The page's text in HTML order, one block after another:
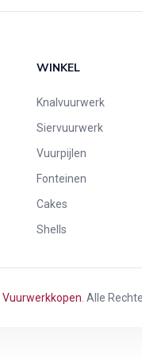
WINKEL
Knalvuurwerk
Siervuurwerk
Vuurpijlen
Fonteinen
Cakes
Shells
Vuurwerkkopen . Alle